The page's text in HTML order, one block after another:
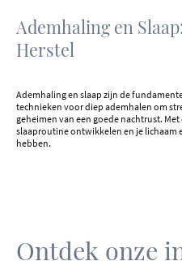
Ademhaling en
Herstel
Ademhaling en slaap zijn de
technieken voor diep ademhalen om
geheimen van een goede nachtrust.
slaaproutine ontwikkelen en je lichaam
hebben.
Ontdek onze